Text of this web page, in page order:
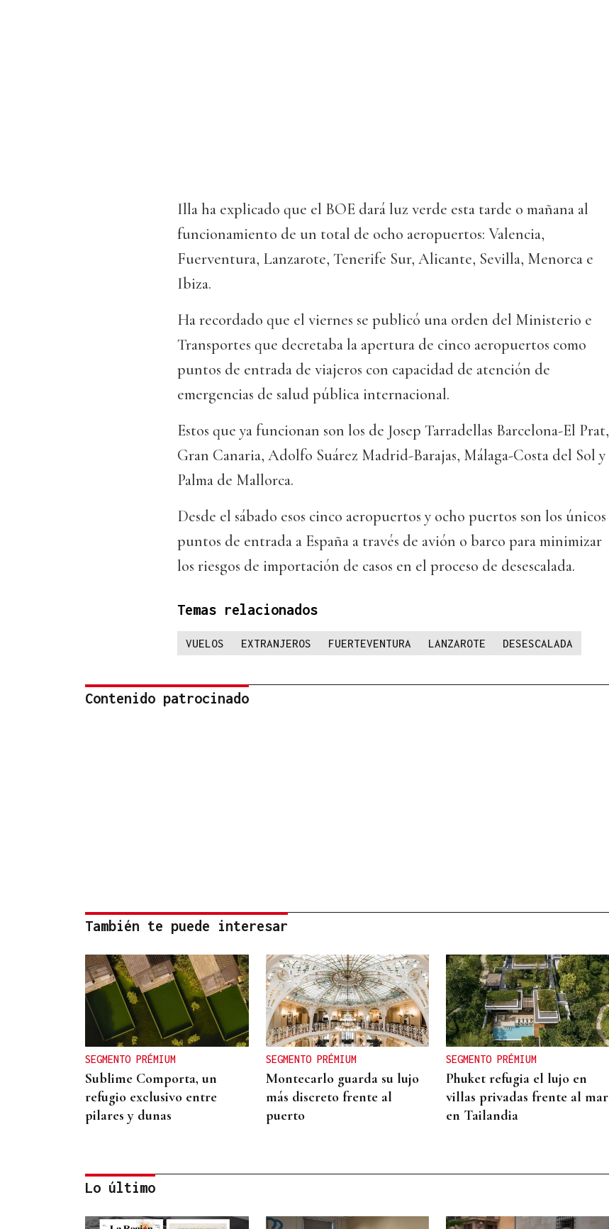
Illa ha explicado que el BOE dará luz verde esta tarde o mañana al
funcionamiento de un total de ocho aeropuertos: Valencia,
Fuerventura, Lanzarote, Tenerife Sur, Alicante, Sevilla, Menorca e
Ibiza.
Ha recordado que el viernes se publicó una orden del Ministerio e
Transportes que decretaba la apertura de cinco aeropuertos como
puntos de entrada de viajeros con capacidad de atención de
emergencias de salud pública internacional.
Estos que ya funcionan son los de Josep Tarradellas Barcelona-El Prat,
Gran Canaria, Adolfo Suárez Madrid-Barajas, Málaga-Costa del Sol y
Palma de Mallorca.
Desde el sábado esos cinco aeropuertos y ocho puertos son los únicos
puntos de entrada a España a través de avión o barco para minimizar
los riesgos de importación de casos en el proceso de desescalada.
Temas relacionados
VUELOS EXTRANJEROS FUERTEVENTURA LANZAROTE DESESCALADA
Contenido patrocinado
También te puede interesar
SEGMENTO PRÉMIUM
Sublime Comporta, un
refugio exclusivo entre
pilares y dunas
SEGMENTO PRÉMIUM
Montecarlo guarda su lujo
más discreto frente al
puerto
SEGMENTO PRÉMIUM
Phuket refugia el lujo en
villas privadas frente al mar
en Tailandia
Lo último